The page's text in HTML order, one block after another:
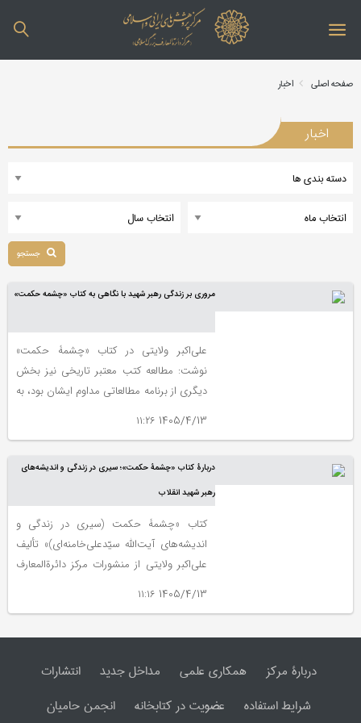
صفحه اصلی اخبار
اخبار
مروری بر زندگی رهبر شهید با نگاهی به کتاب «چشمه حکمت»
علی‌اکبر ولایتی در کتاب «چشمۀ حکمت»
نوشت: مطالعه کتب معتبر تاریخی نیز بخش
دیگری از برنامه مطالعاتی مداوم ایشان بود، به
1405/4/13 ۱۱:۲۶
دربارۀ کتاب «چشمۀ حکمت»؛ سیری در زندگی و اندیشه‌های
رهبر شهید انقلاب
کتاب «چشمۀ حکمت (سیری در زندگی و
اندیشه‌های آیت‌الله سیّدعلی‌خامنه‌ای)» تألیف
علی‌اکبر ولایتی از منشورات مرکز دائرةالمعارف
1405/4/13 ۱۱:۱۶
دربارۀ مرکز همکاری علمی مداخل جدید
انتشارات
شرایط استفاده
عضویت در کتابخانه انجمن حامیان